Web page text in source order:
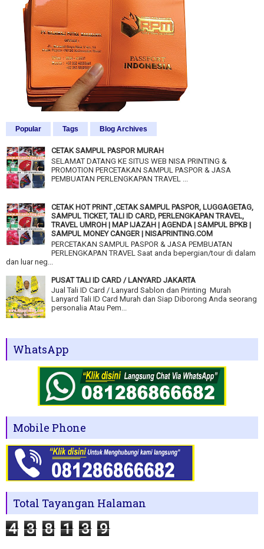
Popular Tags Blog Archives
CETAK SAMPUL PASPOR MURAH
SELAMAT DATANG KE SITUS WEB NISA PRINTING &
PROMOTION PERCETAKAN SAMPUL PASPOR & JASA
PEMBUATAN PERLENGKAPAN TRAVEL ...
CETAK HOT PRINT ,CETAK SAMPUL PASPOR, LUGGAGETAG,
SAMPUL TICKET, TALI ID CARD, PERLENGKAPAN TRAVEL,
TRAVEL UMROH | MAP IJAZAH | AGENDA | SAMPUL BPKB |
SAMPUL MONEY CANGER | NISAPRINTING.COM
PERCETAKAN SAMPUL PASPOR & JASA PEMBUATAN
PERLENGKAPAN TRAVEL Saat anda bepergian/tour di dalam
dan luar neg...
PUSAT TALI ID CARD / LANYARD JAKARTA
Jual Tali ID Card / Lanyard Sablon dan Printing Murah
Lanyard Tali ID Card Murah dan Siap Diborong Anda seorang
personalia Atau Pem...
WhatsApp
Mobile Phone
Total Tayangan Halaman
4 3 8 1 3 9